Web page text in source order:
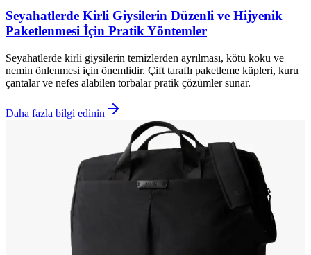
Seyahatlerde Kirli Giysilerin Düzenli ve Hijyenik
Paketlenmesi İçin Pratik Yöntemler
Seyahatlerde kirli giysilerin temizlerden ayrılması, kötü koku ve
nemin önlenmesi için önemlidir. Çift taraflı paketleme küpleri, kuru
çantalar ve nefes alabilen torbalar pratik çözümler sunar.
Daha fazla bilgi edinin